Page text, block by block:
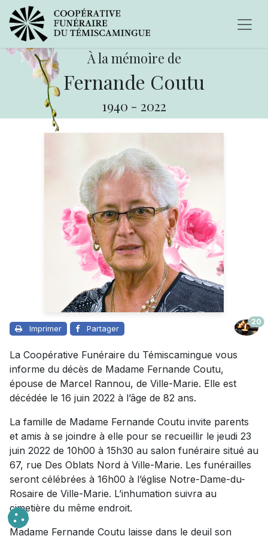
À la mémoire de
Fernande Coutu
1940 - 2022
Imprimer Partager
20
La Coopérative Funéraire du Témiscamingue vous
informe du décès de Madame Fernande Coutu,
épouse de Marcel Rannou, de Ville-Marie. Elle est
décédée le 16 juin 2022 à l’âge de 82 ans.
La famille de Madame Fernande Coutu invite parents
et amis à se joindre à elle pour se recueillir le jeudi 23
juin 2022 de 10h00 à 15h30 au salon funéraire situé au
67, rue Des Oblats Nord à Ville-Marie. Les funérailles
seront célébrées à 16h00 à l’église Notre-Dame-du-
Rosaire de Ville-Marie. L’inhumation suivra au
cimetière du même endroit.
Madame Fernande Coutu laisse dans le deuil son